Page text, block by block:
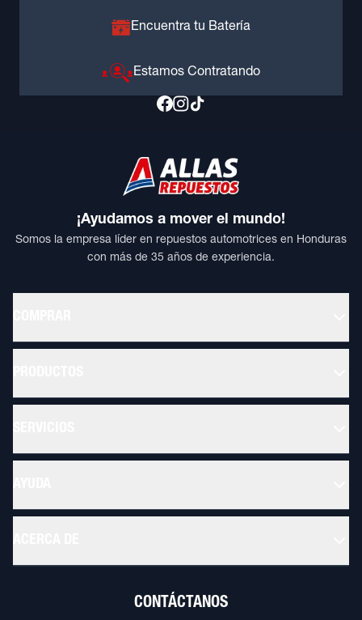
Encuentra tu Batería
Estamos Contratando
¡Ayudamos a mover el mundo!
Somos la empresa líder en repuestos automotrices en Honduras
con más de 35 años de experiencia.
CONTÁCTANOS